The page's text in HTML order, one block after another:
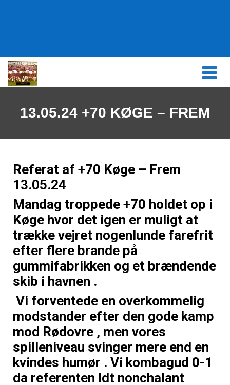
13.05.24 +70 KØGE – FREM
Referat af +70 Køge – Frem
13.05.24
Mandag troppede +70 holdet op i
Køge hvor det igen er muligt at
trække vejret nogenlunde farefrit
efter flere brande på
gummifabrikken og et brændende
skib i havnen .
Vi forventede en overkommelig
modstander efter den gode kamp
mod Rødovre , men vores
spilleniveau svinger mere end en
kvindes humør . Vi kombagud 0-1
da referenten ldt nonchalant